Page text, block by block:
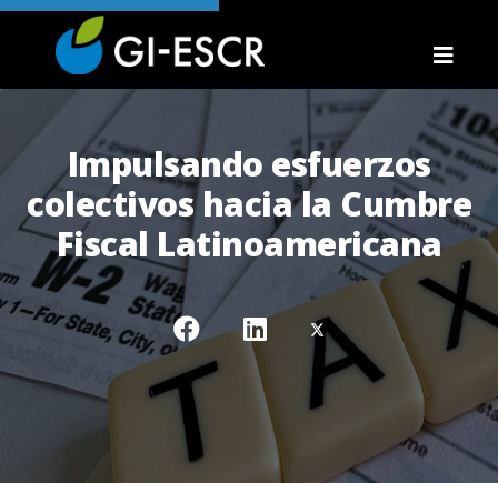
Impulsando esfuerzos
colectivos hacia la Cumbre
Fiscal Latinoamericana